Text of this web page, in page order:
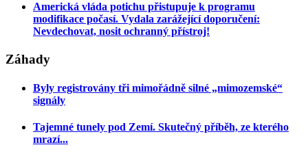
Americká vláda potichu přistupuje k programu
modifikace počasí. Vydala zarážející doporučení:
Nevdechovat, nosit ochranný přístroj!
Záhady
Byly registrovány tři mimořádně silné „mimozemské“
signály
Tajemné tunely pod Zemí. Skutečný příběh, ze kterého
mrazí...